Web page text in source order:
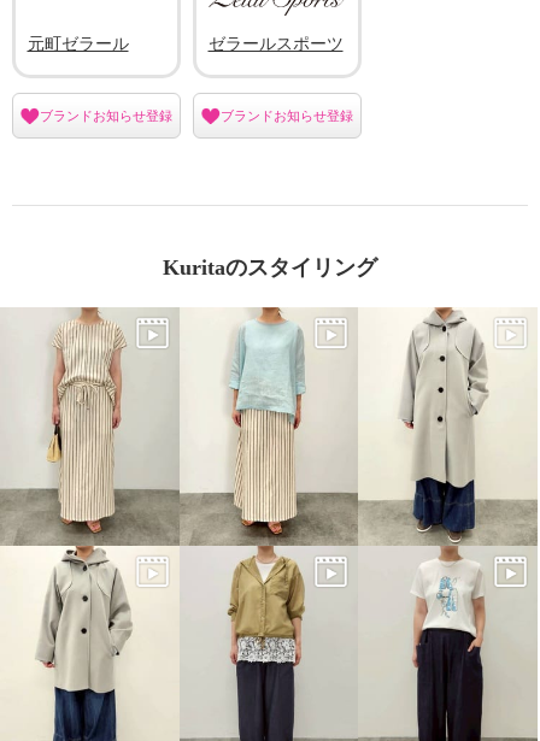
元町ゼラール
ブランドお知らせ登録
ゼラールスポーツ
ブランドお知らせ登録
Kuritaのスタイリング